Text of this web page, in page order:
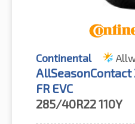
Continental
AllSeasonContact
FR EVC
285/40R22110Y